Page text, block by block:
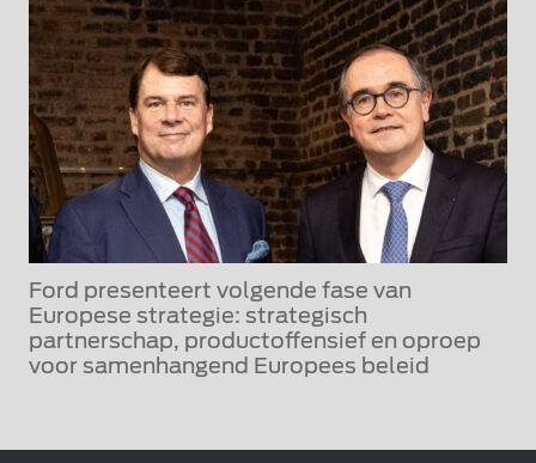
Ford presenteert volgende fase van
Europese strategie: strategisch
partnerschap, productoffensief en oproep
voor samenhangend Europees beleid